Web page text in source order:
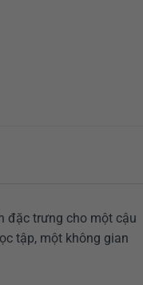
đặc trưng cho một cậu
tập, một không gian